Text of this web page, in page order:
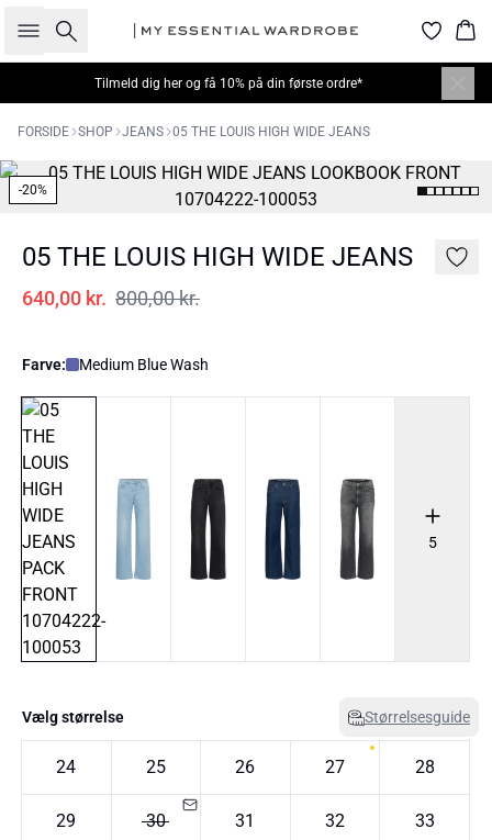
Søg
Tilmeld dig her og få 10% på din første ordre*
FORSIDE SHOP JEANS 05 THE LOUIS HIGH WIDE JEANS
-20%
05 THE LOUIS HIGH WIDE JEANS
640,00 kr. 800,00 kr.
Farve: Medium Blue Wash
5
Vælg størrelse Størrelsesguide
24 25 26 27 28
29 30 31 32 33